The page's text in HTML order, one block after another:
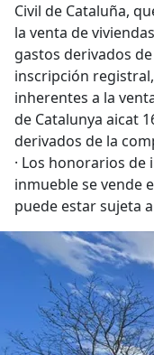
Civil de Cataluña,
la venta de
gastos derivados
inscripción
inherentes a la
de Catalunya aicat
derivados de la
· Los honorarios
inmueble se vende
puede estar sujeta